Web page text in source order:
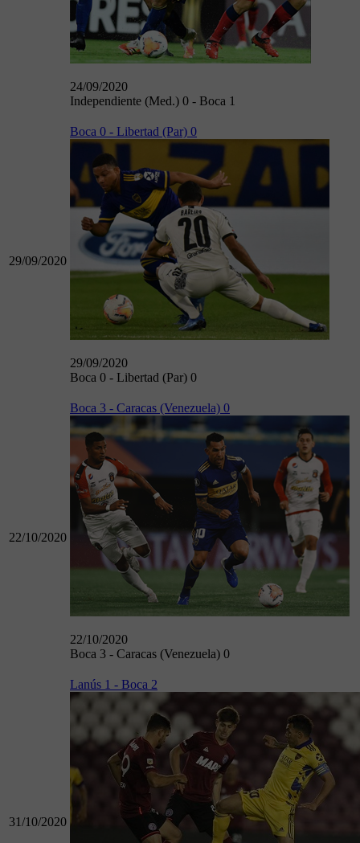
24/09/2020
Independiente (Med.) 0 - Boca 1
29/09/2020
Boca 0 - Libertad (Par) 0
29/09/2020
Boca 0 - Libertad (Par) 0
22/10/2020
Boca 3 - Caracas (Venezuela) 0
22/10/2020
Boca 3 - Caracas (Venezuela) 0
31/10/2020
Lanús 1 - Boca 2